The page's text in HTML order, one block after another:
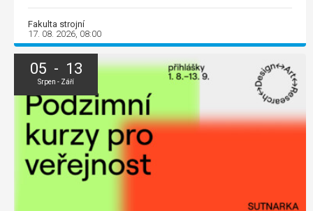
Fakulta strojní
17. 08. 2026, 08:00
05 - 13
Srpen - Září